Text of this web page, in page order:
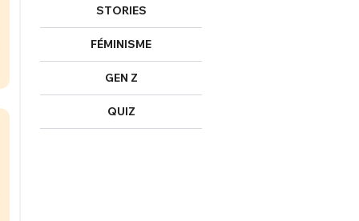
STORIES
FÉMINISME
GEN Z
QUIZ